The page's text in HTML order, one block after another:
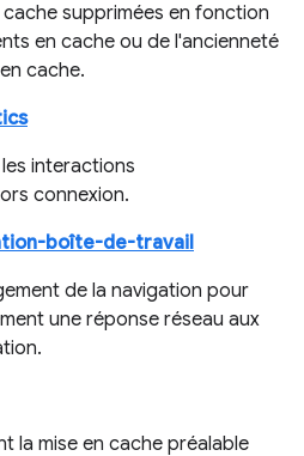
cache supprimées en fonction
en cache ou de l'ancienneté
cache.
interactions
connexion.
boîte-de-travail
de la navigation pour
une réponse réseau aux
la mise en cache préalable